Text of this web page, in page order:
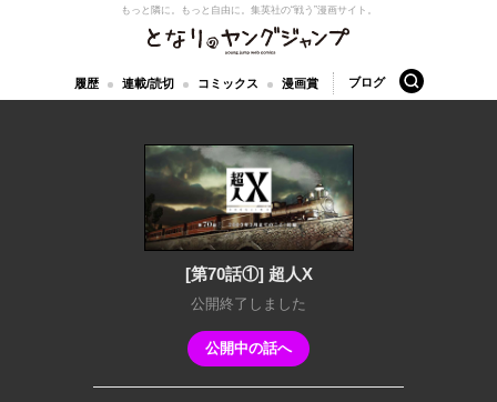
となりのヤングジャンプ
もっと隣に。もっと自由に。 集英社の“戦う”漫画サイト。
履歴 連載/読切 コミックス 漫画賞 ブログ 検索
[第70話①] 超人X
公開終了しました
公開中の話へ